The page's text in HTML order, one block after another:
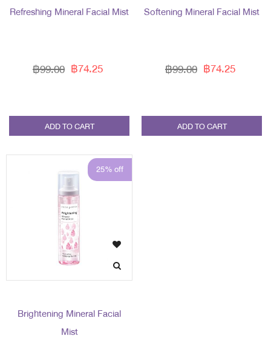
Refreshing Mineral Facial Mist
฿74.25
฿99.00
ADD TO CART
Softening Mineral Facial Mist
฿74.25
฿99.00
ADD TO CART
25% off
Brightening Mineral Facial
Mist